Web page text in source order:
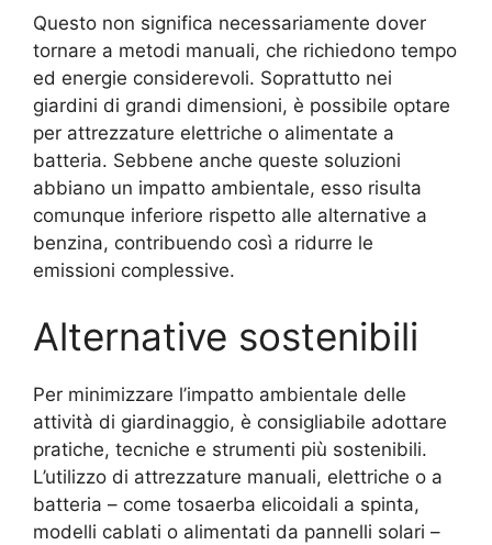
Questo non significa necessariamente dover
tornare a metodi manuali, che richiedono tempo
ed energie considerevoli. Soprattutto nei
giardini di grandi dimensioni, è possibile optare
per attrezzature elettriche o alimentate a
batteria. Sebbene anche queste soluzioni
abbiano un impatto ambientale, esso risulta
comunque inferiore rispetto alle alternative a
benzina, contribuendo così a ridurre le
emissioni complessive.
Alternative sostenibili
Per minimizzare l’impatto ambientale delle
attività di giardinaggio, è consigliabile adottare
pratiche, tecniche e strumenti più sostenibili.
L’utilizzo di attrezzature manuali, elettriche o a
batteria – come tosaerba elicoidali a spinta,
modelli cablati o alimentati da pannelli solari –